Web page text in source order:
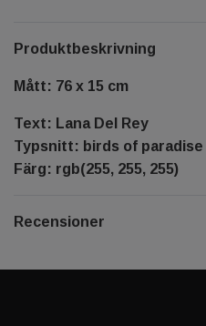
Produktbeskrivning
Mått: 76 x 15 cm
Text: Lana Del Rey
Typsnitt: birds of paradise
Färg: rgb(255, 255, 255)
Recensioner